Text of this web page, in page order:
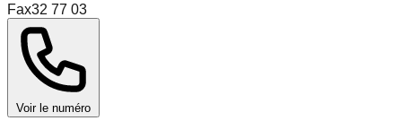
Fax32 77 03
Voir le numéro